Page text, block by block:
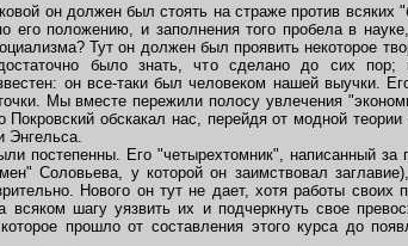
он должен был стоять на страже против всяких
его положению, и заполнения того пробела в
Тут он должен был проявить некоторое
было знать, что сделано до сих
он все-таки был человеком нашей выучки.
Мы вместе пережили полосу увлечения
Покровский обскакал нас, перейдя от модной
Энгельса.
постепенны. Его "четырехтомник", написанный за
Соловьева, у которой он заимствовал
Нового он тут не дает, хотя работы своих
шагу уязвить их и подчеркнуть свое
прошло от составления этого курса до